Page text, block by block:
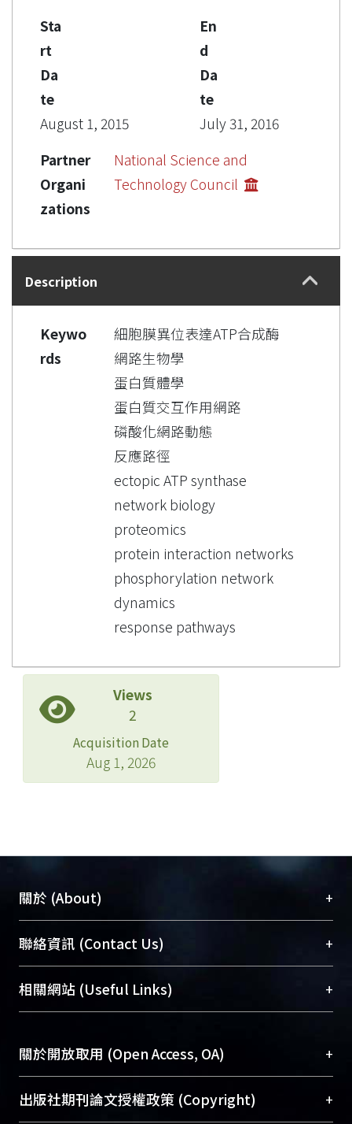
Sta
rt
Da
te
August 1, 2015
En
d
Da
te
July 31, 2016
Partner
Organi
zations
National Science and
Technology Council
Description
Keywo
rds
細胞膜異位表達ATP合成酶
網路生物學
蛋白質體學
蛋白質交互作用網路
磷酸化網路動態
反應路徑
ectopic ATP synthase
network biology
proteomics
protein interaction networks
phosphorylation network
dynamics
response pathways
Views
2
Acquisition Date
Aug 1, 2026
關於 (About) +
臺大位居世界頂尖大學之列，為永久珍藏及向國際
展現本校豐碩的研究成果及學術能量，圖書館整合
機構典藏（NTUR）與學術庫（AH）不同功能平
台，成為臺大學術典藏NTU scholars。期能整合研
成果。
To permanently archive and promote researcher
profiles and scholarly works, Library integrates the
services of “NTU Repository” with “Academic
聯絡資訊 (Contact Us) +
總館學科館員(Main Library)
醫學圖書館學科館員(Medical Library)
Sciences Library)
相關網站 (Useful Links) +
關於開放取用 (Open Access, OA) +
開放取用是從使用者角度提升資訊取用性的社會運
動，應用在學術研究上是透過將研究著作公開供使
出版社期刊論文授權政策 (Copyright) +